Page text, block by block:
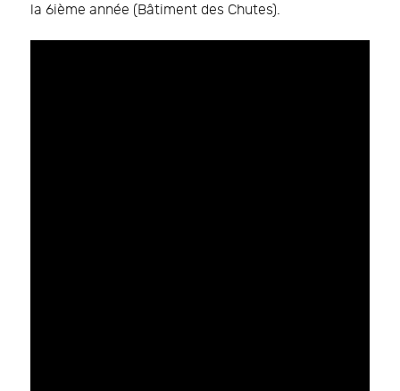
la 6ième année (Bâtiment des Chutes).